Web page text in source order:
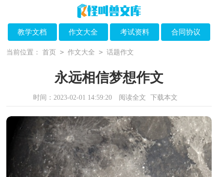
教学文档 作文大全 考试资料 合同协议
当前位置： 首页 > 作文大全 > 话题作文
永远相信梦想作文
时间：2023-02-01 14:59:20 阅读全文 下载本文